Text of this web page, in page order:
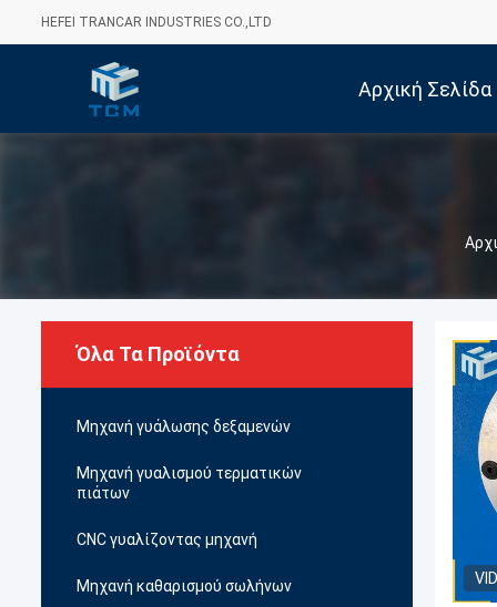
HEFEI TRANCAR INDUSTRIES CO.,LTD
Αρχική Σελίδα
Όλα Τα Προϊόντα
Μηχανή γυάλωσης δεξαμενών
Μηχανή γυαλισμού τερματικών
πιάτων
CNC γυαλίζοντας μηχανή
Μηχανή καθαρισμού σωλήνων